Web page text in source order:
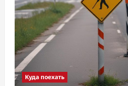
Куда поехать